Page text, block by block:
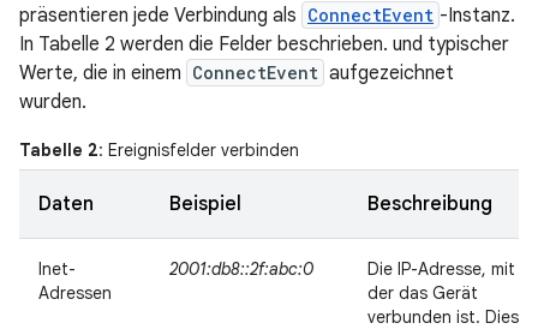
präsentieren jede Verbindung als ConnectEvent -Instanz.
In Tabelle 2 werden die Felder beschrieben. und typischer
Werte, die in einem ConnectEvent aufgezeichnet
wurden.
Tabelle 2: Ereignisfelder verbinden
Daten Beispiel Beschreibung
Inet-
Adressen
2001:db8::2f:abc:0
Die IP-Adresse, mit
der das Gerät
verbunden ist. Dies